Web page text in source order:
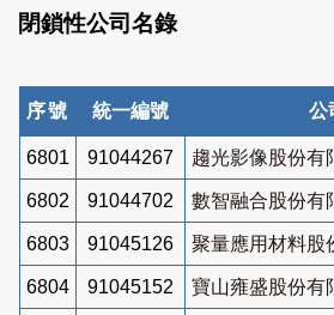
閉鎖性公司名錄
序號 統一編號 公
6801 91044267 趨光影像股份有
6802 91044702 數智融合股份有
6803 91045126 聚量應用材料股
6804 91045152 寶山雍盛股份有